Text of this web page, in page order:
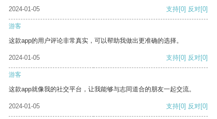
2024-01-05 支持[0] 反对[0]
游客
这款app的用户评论非常真实，可以帮助我做出更准确的选择。
2024-01-05 支持[0] 反对[0]
游客
这款app就像我的社交平台，让我能够与志同道合的朋友一起交流。
2024-01-05 支持[0] 反对[0]